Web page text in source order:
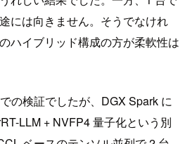
には向きません。そうでなけれ
ハイブリッド構成の方が柔軟性は
の検証でしたが、DGX Spark に
LLM + NVFP4 量子化という別